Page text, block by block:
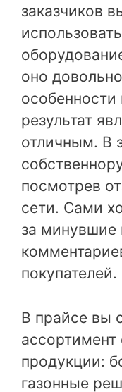
заказчиков
оно
результат
отличным. В
посмотрев
сети. Сами
за минувшие
покупателей.
В прайсе вы
продукции:
газонные